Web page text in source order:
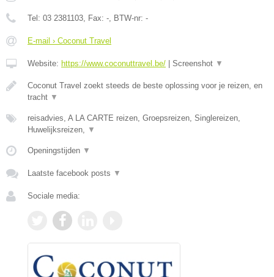
Tel: 03 2381103, Fax: -, BTW-nr: -
E-mail › Coconut Travel
Website: https://www.coconuttravel.be/ Screenshot ▼
Coconut Travel zoekt steeds de beste oplossing voor je reizen, en
tracht ▼
reisadvies, A LA CARTE reizen, Groepsreizen, Singlereizen,
Huwelijksreizen, ▼
Openingstijden ▼
Laatste facebook posts ▼
Sociale media: